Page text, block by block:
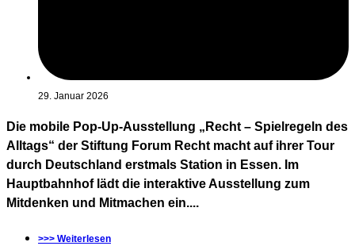
29. Januar 2026
Die mobile Pop-Up-Ausstellung „Recht – Spielregeln des
Alltags“ der Stiftung Forum Recht macht auf ihrer Tour
durch Deutschland erstmals Station in Essen. Im
Hauptbahnhof lädt die interaktive Ausstellung zum
Mitdenken und Mitmachen ein....
>>> Weiterlesen